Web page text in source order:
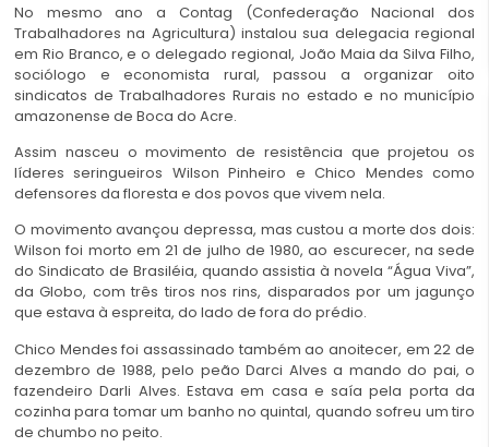
No mesmo ano a Contag (Confederação Nacional dos
Trabalhadores na Agricultura) instalou sua delegacia regional
em Rio Branco, e o delegado regional, João Maia da Silva Filho,
sociólogo e economista rural, passou a organizar oito
sindicatos de Trabalhadores Rurais no estado e no município
amazonense de Boca do Acre.
Assim nasceu o movimento de resistência que projetou os
líderes seringueiros Wilson Pinheiro e Chico Mendes como
defensores da floresta e dos povos que vivem nela.
O movimento avançou depressa, mas custou a morte dos dois:
Wilson foi morto em 21 de julho de 1980, ao escurecer, na sede
do Sindicato de Brasiléia, quando assistia à novela “Água Viva”,
da Globo, com três tiros nos rins, disparados por um jagunço
que estava à espreita, do lado de fora do prédio.
Chico Mendes foi assassinado também ao anoitecer, em 22 de
dezembro de 1988, pelo peão Darci Alves a mando do pai, o
fazendeiro Darli Alves. Estava em casa e saía pela porta da
cozinha para tomar um banho no quintal, quando sofreu um tiro
de chumbo no peito.